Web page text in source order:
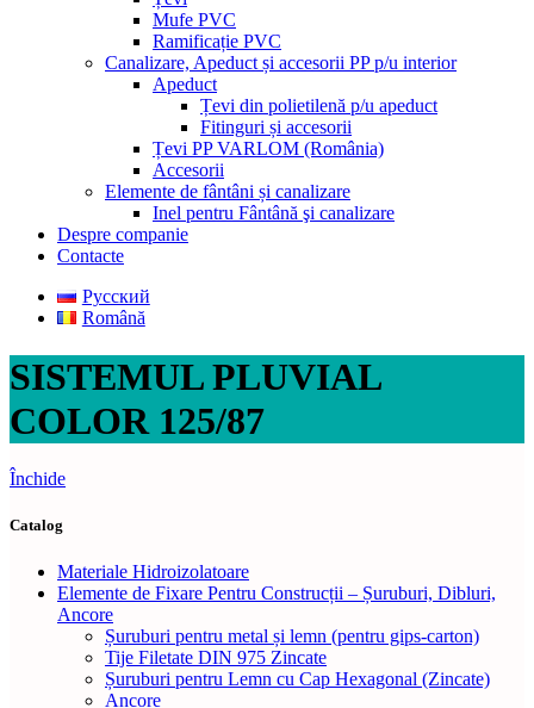
Mufe PVC
Ramificație PVC
Canalizare, Apeduct și accesorii PP p/u interior
Apeduct
Țevi din polietilenă p/u apeduct
Fitinguri și accesorii
Țevi PP VARLOM (România)
Accesorii
Elemente de fântâni și canalizare
Inel pentru Fântână şi canalizare
Despre companie
Contacte
Русский
Română
SISTEMUL PLUVIAL
COLOR 125/87
Închide
Catalog
Materiale Hidroizolatoare
Elemente de Fixare Pentru Construcții – Șuruburi, Dibluri,
Ancore
Șuruburi pentru metal și lemn (pentru gips-carton)
Tije Filetate DIN 975 Zincate
Șuruburi pentru Lemn cu Cap Hexagonal (Zincate)
Ancore